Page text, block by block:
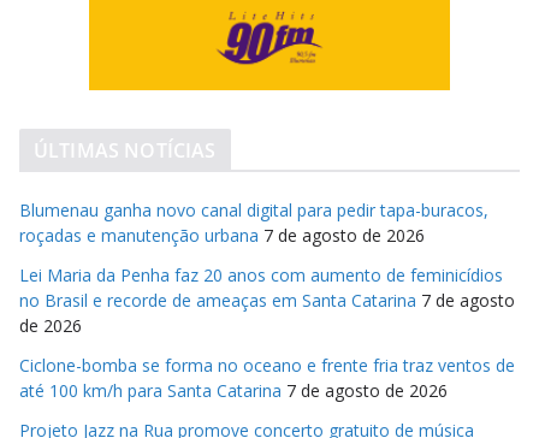
ÚLTIMAS NOTÍCIAS
Blumenau ganha novo canal digital para pedir tapa-buracos,
roçadas e manutenção urbana 7 de agosto de 2026
Lei Maria da Penha faz 20 anos com aumento de feminicídios
no Brasil e recorde de ameaças em Santa Catarina 7 de agosto
de 2026
Ciclone-bomba se forma no oceano e frente fria traz ventos de
até 100 km/h para Santa Catarina 7 de agosto de 2026
Projeto Jazz na Rua promove concerto gratuito de música